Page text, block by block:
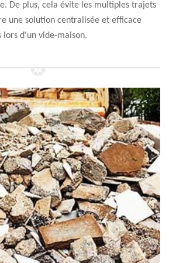
De plus, cela évite les multiples trajets
une solution centralisée et efficace
lors d'un vide-maison.